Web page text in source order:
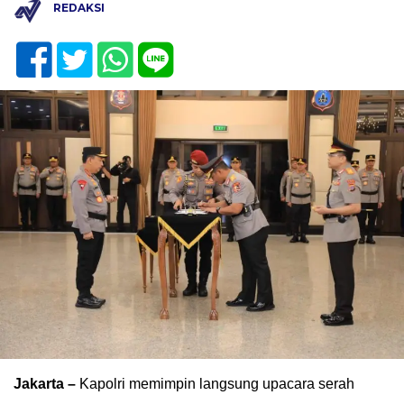
REDAKSI
Jakarta – Kapolri memimpin langsung upacara serah